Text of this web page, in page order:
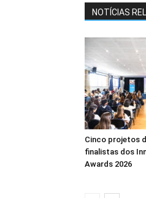
NOTÍCIAS
Cinco projetos
finalistas dos
Awards 2026